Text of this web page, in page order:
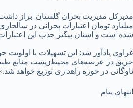
میلیارد تومان اعتبارات بحرانی در
شده است و استان پیگیر جذب این
غراوی یادآور شد: این تسهیلات با اولویت
حریق در عرصه‌های محیط‌زیست منابع
ناوگانی در حوزه راهداری توزیع خواهد
انتهای پیام